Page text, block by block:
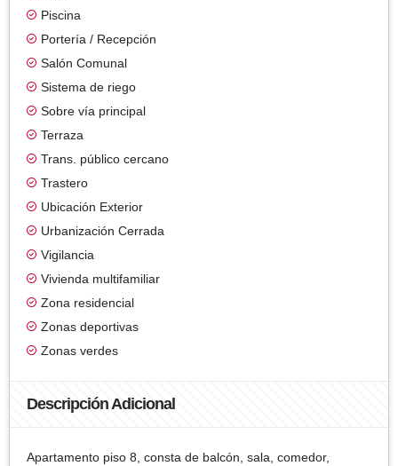
Piscina
Portería / Recepción
Salón Comunal
Sistema de riego
Sobre vía principal
Terraza
Trans. público cercano
Trastero
Ubicación Exterior
Urbanización Cerrada
Vigilancia
Vivienda multifamiliar
Zona residencial
Zonas deportivas
Zonas verdes
Descripción Adicional
Apartamento piso 8, consta de balcón, sala, comedor,